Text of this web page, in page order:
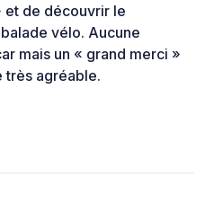
et de découvrir le
vélo. Aucune
mais un « grand merci »
très agréable.